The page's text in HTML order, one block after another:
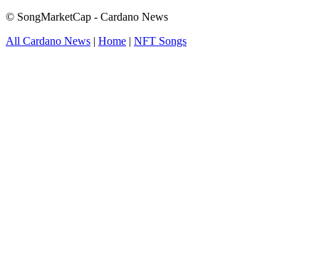
© SongMarketCap - Cardano News
All Cardano News | Home | NFT Songs